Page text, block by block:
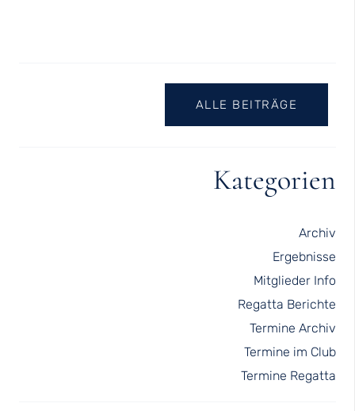
ALLE BEITRÄGE
Kategorien
Archiv
Ergebnisse
Mitglieder Info
Regatta Berichte
Termine Archiv
Termine im Club
Termine Regatta